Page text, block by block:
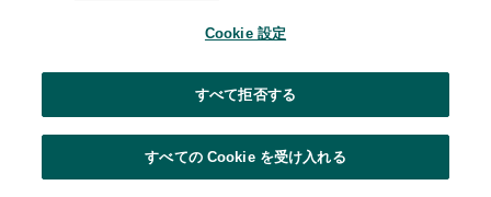
Cookie 設定
すべて拒否する
すべての Cookie を受け入れる